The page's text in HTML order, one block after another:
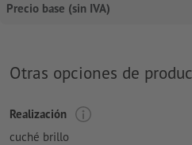
Precio base (sin IVA)
Otras opciones de
Realización
cuché brillo